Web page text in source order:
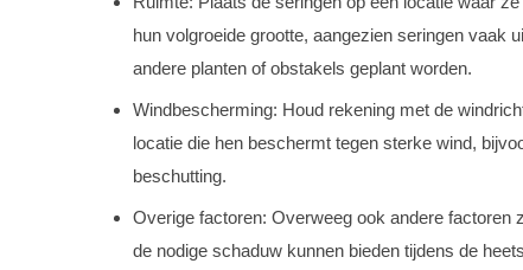
hun volgroeide grootte, aangezien seringen vaak
andere planten of obstakels geplant worden.
Windbescherming: Houd rekening met de
locatie die hen beschermt tegen sterke wind,
beschutting.
Overige factoren: Overweeg ook andere factoren
de nodige schaduw kunnen bieden tijdens de